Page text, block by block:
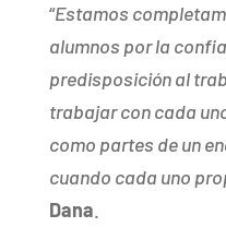
“Estamos
alumnos por la
predisposición al
trabajar con cada
como partes de un
cuando cada uno
Dana